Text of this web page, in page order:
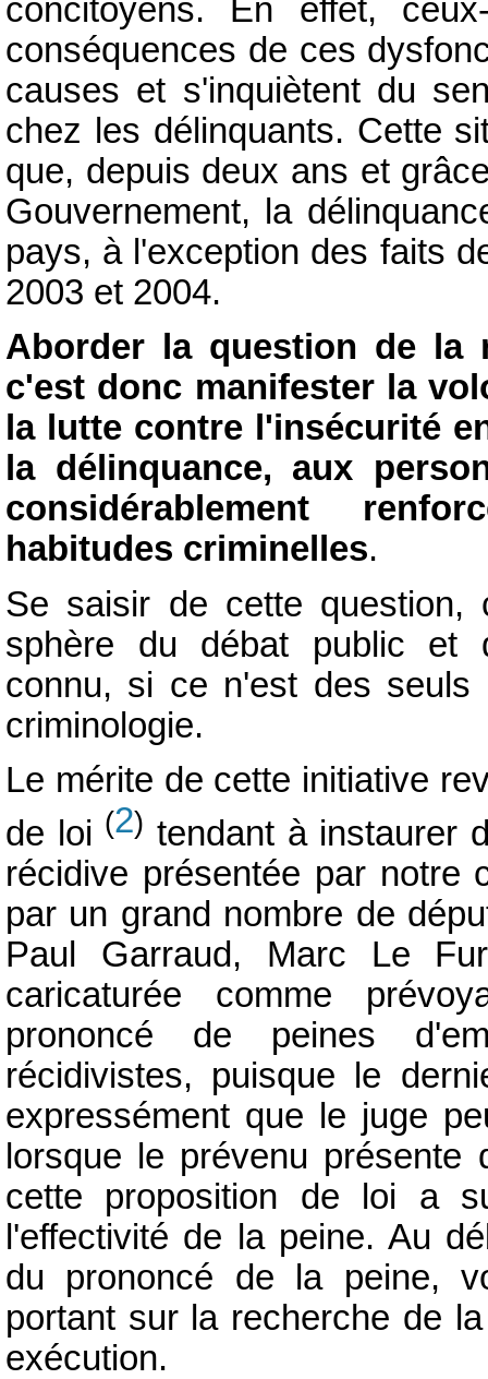
concitoyens. En effet,
conséquences de ces
causes et s'inquiètent du
chez les délinquants. Cette
que, depuis deux ans et
Gouvernement, la
pays, à l'exception des faits
2003 et 2004.
Aborder la question de la
c'est donc manifester la
la lutte contre l'insécurité
la délinquance, aux
considérablement
habitudes criminelles.
Se saisir de cette question,
sphère du débat public et
connu, si ce n'est des seuls
criminologie.
Le mérite de cette initiative
de loi (2) tendant à instaurer
récidive présentée par notre
par un grand nombre de
Paul Garraud, Marc Le
caricaturée comme
prononcé de peines
récidivistes, puisque le
expressément que le juge
lorsque le prévenu présente
cette proposition de loi a
l'effectivité de la peine. Au
du prononcé de la peine,
portant sur la recherche de
exécution.